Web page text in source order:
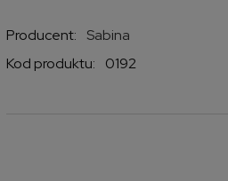
Producent:
Sabina
Kod produktu:
0192